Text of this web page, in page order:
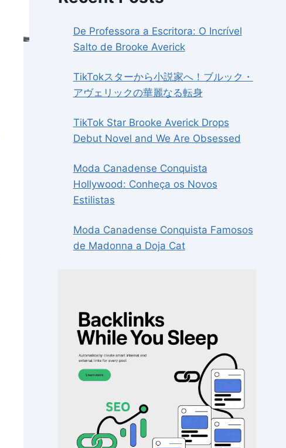
De Professora a Escritora: O Incrível
Salto de Brooke Averick
TikTokスターから小説家へ！ブルック・
アヴェリックの華麗なる転身
TikTok Star Brooke Averick Drops
Debut Novel and We Are Obsessed
Moda Canadense Conquista
Hollywood: Conheça os Novos
Estilistas
Moda Canadense Conquista Famosos
de Madonna a Doja Cat